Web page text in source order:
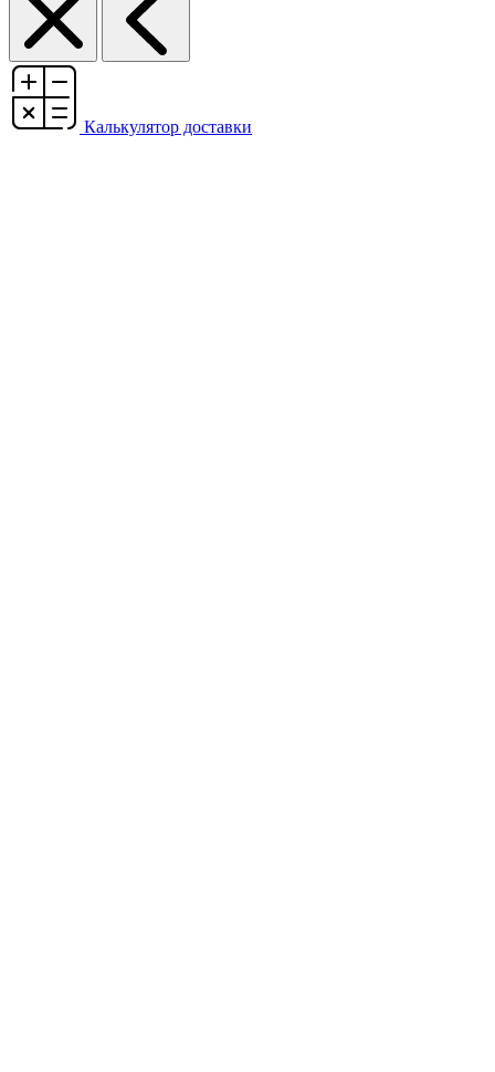
Калькулятор доставки